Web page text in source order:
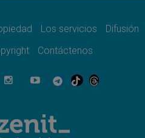
Católicas: «Exercises in
la comunicación
dar voz a las religiosas en el
Los servicios
Difusión
Contáctenos